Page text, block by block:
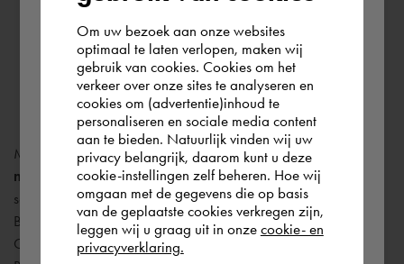
communiqué une date en particulier.
Comme avec BIM 360 Docs, Autodesk Docs propose un
stockage illimité sur le cloud.
Dans le courant de l'année, Autodesk Docs sera conforme
l'ISO 19650.
Mais j'entends déjà la question arriver : «que dois-je faire
maintenant ?» Pour l'heure, Autodesk planche sur une
solution de migration pour faire passer vos projets
BIM 360 existants sur la plate-forme Autodesk Construction
Cloud. À mon avis, conservez les projets existants sur
According to us you are situated in Rest of
the world. Please confirm in which country
you wish to shop.
Schweiz
Rest of the world
Om uw bezoek aan onze websites
optimaal te laten verlopen, maken wij
gebruik van cookies. Cookies om het
verkeer over onze sites te analyseren en
cookies om (advertentie)inhoud te
personaliseren en sociale media content
aan te bieden. Natuurlijk vinden wij uw
privacy belangrijk, daarom kunt u deze
cookie-instellingen zelf beheren. Hoe wij
omgaan met de gegevens die op basis
van de geplaatste cookies verkregen zijn,
leggen wij u graag uit in onze cookie- en
privacyverklaring.